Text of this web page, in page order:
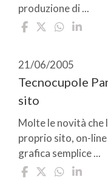
produzione di ...
21/06/2005
Tecnocupole
sito
Molte le novità che
proprio sito, on-
grafica semplice ...